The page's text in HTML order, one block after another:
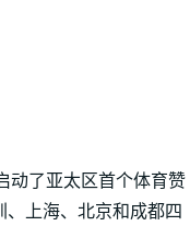
动了亚太区首个体育赞
、上海、北京和成都四